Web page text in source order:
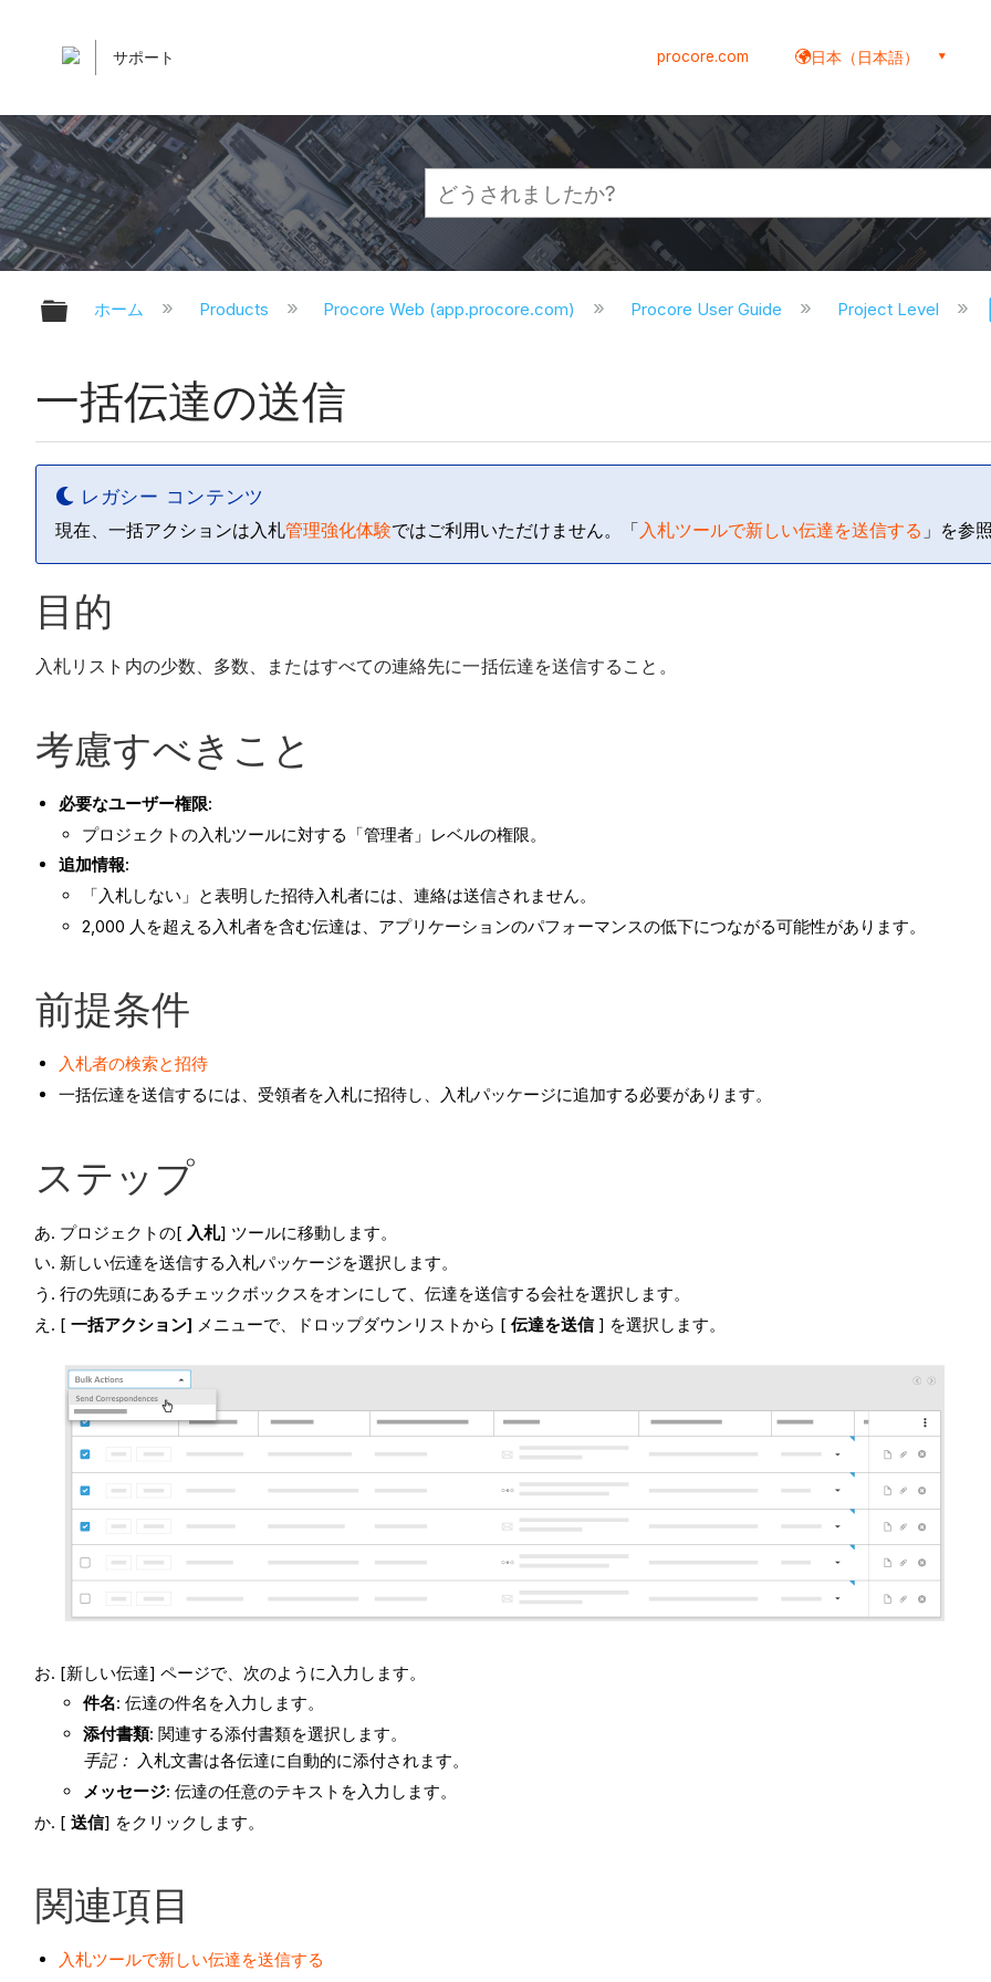
サポート procore.com 日本（日本語）
グローバル階層を展開/折りたたむ
ホーム Products Procore Web (app.procore.com) Procore User Guide Project Level
一括伝達の送信
レガシー コンテンツ
現在、一括アクションは入札管理強化体験ではご利用いただけません。「 入札ツールで新しい伝達を送信する 」を参
目的
入札リスト内の少数、多数、またはすべての連絡先に一括伝達を送信すること。
考慮すべきこと
必要なユーザー権限:
プロジェクトの入札ツールに対する「管理者」レベルの権限。
追加情報:
「入札しない」と表明した招待入札者には、連絡は送信されません。
2,000 人を超える入札者を含む伝達は、アプリケーションのパフォーマンスの低下につながる可能性があります。
前提条件
入札者の検索と招待
一括伝達を送信するには、受領者を入札に招待し、入札パッケージに追加する必要があります。
ステップ
プロジェクトの[ 入札] ツールに移動します。
新しい伝達を送信する入札パッケージを選択します。
行の先頭にあるチェックボックスをオンにして、伝達を送信する会社を選択します。
[一括アクション] メニューで、ドロップダウンリストから [伝達を送信 ] を選択します。
[新しい伝達] ページで、次のように入力します。
件名: 伝達の件名を入力します。
添付書類: 関連する添付書類を選択します。
手記： 入札文書は各伝達に自動的に添付されます。
メッセージ: 伝達の任意のテキストを入力します。
[送信] をクリックします。
関連項目
入札ツールで新しい伝達を送信する